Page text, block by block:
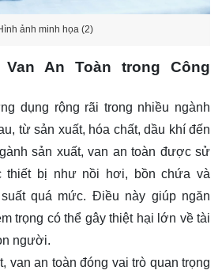
ảnh minh họa (2)
An Toàn trong Công
dụng rộng rãi trong nhiều ngành
từ sản xuất, hóa chất, dầu khí đến
sản xuất, van an toàn được sử
thiết bị như nồi hơi, bồn chứa và
quá mức. Điều này giúp ngăn
trọng có thể gây thiệt hại lớn về tài
người.
van an toàn đóng vai trò quan trọng